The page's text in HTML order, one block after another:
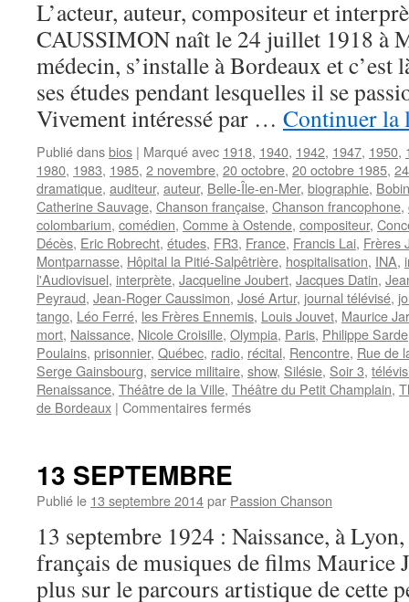
L’acteur, auteur, compositeur et
CAUSSIMON naît le 24 juillet 1918 à
médecin, s’installe à Bordeaux et c’est
ses études pendant lesquelles il se
Vivement intéressé par … Continuer la
Publié dansbios | Marqué avec 1918, 1940, 1942, 1947, 1950,
1980, 1983, 1985, 2 novembre, 20 octobre, 20 octobre 1985,
dramatique, auditeur, auteur, Belle-Île-en-Mer, biographie,
Catherine Sauvage, Chanson française, Chanson francophone,
colombarium, comédien, Comme à Ostende, compositeur,
Décès, Eric Robrecht, études, FR3, France, Francis Lai, Frères
Montparnasse, Hôpital la Pitié-Salpêtrière, hospitalisation, INA,
l'Audiovisuel, interprète, Jacqueline Joubert, Jacques Datin,
Peyraud, Jean-Roger Caussimon, José Artur, journal télévisé,
tango, Léo Ferré, les Frères Ennemis, Louis Jouvet, Maurice
mort, Naissance, Nicole Croisille, Olympia, Paris, Philippe Sarde
Poulains, prisonnier, Québec, radio, récital, Rencontre, Rue de
Serge Gainsbourg, service militaire, show, Silésie, Soir 3,
Renaissance, Théâtre de la Ville, Théâtre du Petit Champlain,
de Bordeaux | Commentaires ferméssur
13 SEPTEMBRE
Publié le 13 septembre 2014par Passion Chanson
13 septembre 1924 : Naissance, à
français de musiques de films Maurice
plus sur le parcours artistique de cette